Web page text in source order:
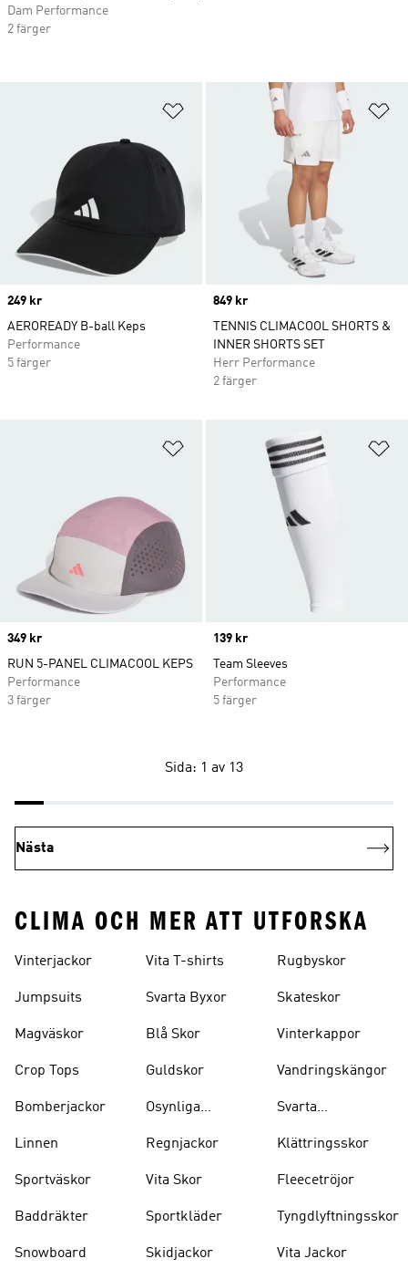
Lägg till på önskelistan
Price
249 kr
AEROREADY B-ball Keps
Performance
5 färger
Price
849 kr
TENNIS CLIMACOOL SHORTS &
INNER SHORTS SET
Herr Performance
2 färger
Lägg till på önskelistan
Price
349 kr
RUN 5-PANEL CLIMACOOL KEPS
Performance
3 färger
Price
139 kr
Team Sleeves
Performance
5 färger
Dam Performance
2 färger
Sida: 1 av 13
Nästa
CLIMA OCH MER ATT UTFORSKA
Vinterjackor
Jumpsuits
Magväskor
Crop Tops
Bomberjackor
Linnen
Sportväskor
Baddräkter
Snowboard
Vita T-shirts
Svarta Byxor
Blå Skor
Guldskor
Osynliga
Regnjackor
Vita Skor
Sportkläder
Skidjackor
Rugbyskor
Skateskor
Vinterkappor
Vandringskängor
Svarta
Klättringsskor
Fleecetröjor
Tyngdlyftningsskor
Vita Jackor